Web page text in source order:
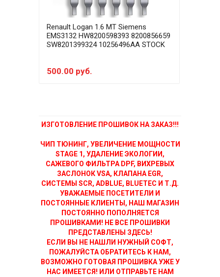
Renault Logan 1.6 MT Siemens
EMS3132 HW8200598393 8200856659
SW8201399324 10256496AA STOCK
500.00 руб.
ИЗГОТОВЛЕНИЕ ПРОШИВОК НА ЗАКАЗ!!!
ЧИП ТЮНИНГ, УВЕЛИЧЕНИЕ МОЩНОСТИ
STAGE 1, УДАЛЕНИЕ ЭКОЛОГИИ,
САЖЕВОГО ФИЛЬТРА DPF, ВИХРЕВЫХ
ЗАСЛОНОК VSA, КЛАПАНА EGR,
СИСТЕМЫ SCR, ADBLUE, BLUETEC И Т.Д.
УВАЖАЕМЫЕ ПОСЕТИТЕЛИ И
ПОСТОЯННЫЕ КЛИЕНТЫ, НАШ МАГАЗИН
ПОСТОЯННО ПОПОЛНЯЕТСЯ
ПРОШИВКАМИ! НЕ ВСЕ ПРОШИВКИ
ПРЕДСТАВЛЕНЫ ЗДЕСЬ!
ЕСЛИ ВЫ НЕ НАШЛИ НУЖНЫЙ СОФТ,
ПОЖАЛУЙСТА ОБРАТИТЕСЬ К НАМ,
ВОЗМОЖНО ГОТОВАЯ ПРОШИВКА УЖЕ У
НАС ИМЕЕТСЯ! ИЛИ ОТПРАВЬТЕ НАМ